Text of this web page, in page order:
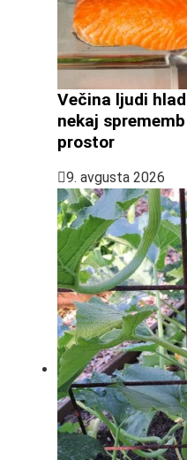
Večina ljudi
nekaj
prostor
9. avgusta 2026